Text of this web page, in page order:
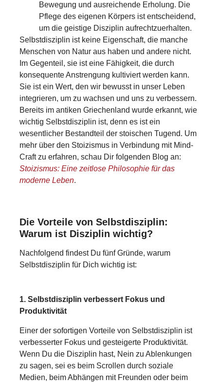
Bewegung und ausreichende Erholung. Die
Pflege des eigenen Körpers ist entscheidend,
um die geistige Disziplin aufrechtzuerhalten.
Selbstdisziplin ist keine Eigenschaft, die manche
Menschen von Natur aus haben und andere nicht.
Im Gegenteil, sie ist eine Fähigkeit, die durch
konsequente Anstrengung kultiviert werden kann.
Sie ist ein Wert, den wir bewusst in unser Leben
integrieren, um zu wachsen und uns zu verbessern.
Bereits im antiken Griechenland wurde erkannt, wie
wichtig Selbstdisziplin ist, denn es ist ein
wesentlicher Bestandteil der stoischen Tugend. Um
mehr über den Stoizismus in Verbindung mit Mind-
Craft zu erfahren, schau Dir folgenden Blog an:
Stoizismus: Eine zeitlose Philosophie für das
moderne Leben.
Die Vorteile von Selbstdisziplin:
Warum ist Disziplin wichtig?
Nachfolgend findest Du fünf Gründe, warum
Selbstdisziplin für Dich wichtig ist:
1. Selbstdisziplin verbessert Fokus und
Produktivität
Einer der sofortigen Vorteile von Selbstdisziplin ist
verbesserter Fokus und gesteigerte Produktivität.
Wenn Du die Disziplin hast, Nein zu Ablenkungen
zu sagen, sei es beim Scrollen durch soziale
Medien, beim Abhängen mit Freunden oder beim